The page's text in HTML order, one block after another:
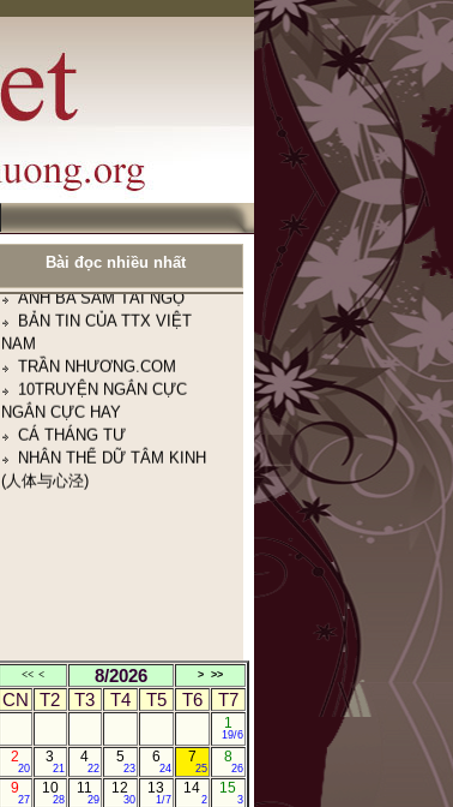
Bài đọc nhiều nhất
TRONG TUẦN
Nhà thơ Nguyễn Khoa Điềm:
GIỜ CHỈ CÒN CHƯỜNG MẶT
RA TRONG THƠ
TÂY BẮC
ANH BA SÀM TÁI NGỘ
BẢN TIN CỦA TTX VIỆT
NAM
TRẦN NHƯƠNG.COM
10TRUYỆN NGẮN CỰC
NGẮN CỰC HAY
CÁ THÁNG TƯ
NHÂN THỂ DỮ TÂM KINH
(人体与心泾)
<< < 8/2026 > >>
CN T2 T3 T4 T5 T6 T7
1
19/6
2
20
3
21
4
22
5
23
6
24
7
25
8
26
9
27
10
28
11
29
12
30
13
1/7
14
2
15
3